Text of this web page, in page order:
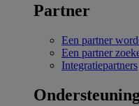
Partner
Een partner
Een partner
Integratiepartners
Ondersteuning